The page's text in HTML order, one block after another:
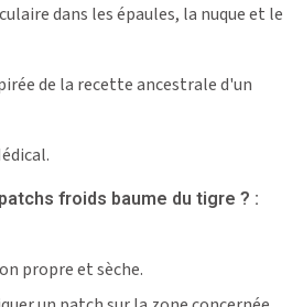
dans les épaules, la nuque et le
de la recette ancestrale d'un
froids baume du tigre ? :
propre et sèche.